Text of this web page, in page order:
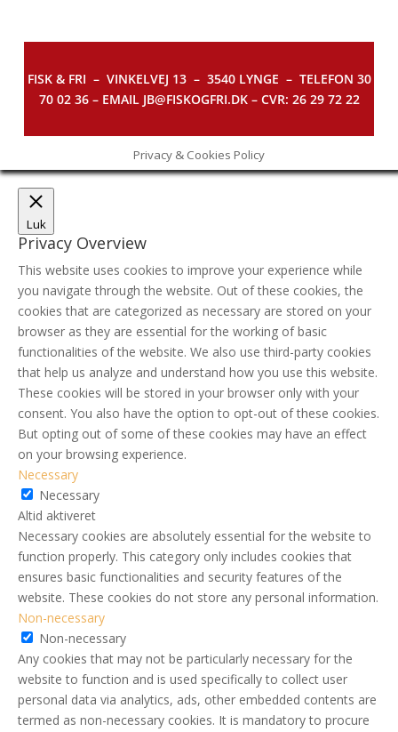
FISK & FRI – VINKELVEJ 13 – 3540 LYNGE – TELEFON 30
70 02 36 – EMAIL JB@FISKOGFRI.DK – CVR: 26 29 72 22
Privacy & Cookies Policy
Luk
Privacy Overview
This website uses cookies to improve your experience while
you navigate through the website. Out of these cookies, the
cookies that are categorized as necessary are stored on your
browser as they are essential for the working of basic
functionalities of the website. We also use third-party cookies
that help us analyze and understand how you use this website.
These cookies will be stored in your browser only with your
consent. You also have the option to opt-out of these cookies.
But opting out of some of these cookies may have an effect
on your browsing experience.
Necessary
Necessary
Altid aktiveret
Necessary cookies are absolutely essential for the website to
function properly. This category only includes cookies that
ensures basic functionalities and security features of the
website. These cookies do not store any personal information.
Non-necessary
Non-necessary
Any cookies that may not be particularly necessary for the
website to function and is used specifically to collect user
personal data via analytics, ads, other embedded contents are
termed as non-necessary cookies. It is mandatory to procure